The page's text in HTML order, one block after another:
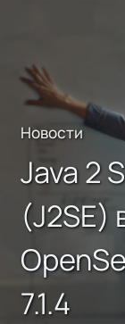
Новости
Java 2
(J2SE)
7.1.4